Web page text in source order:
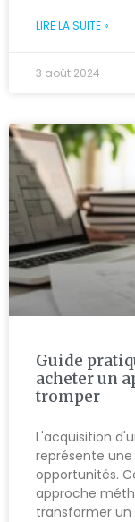
LIRE LA SUITE »
3 août 2024
Guide
acheter un
tromper
L'acquisition
représente
opportunités.
approche
transformer un